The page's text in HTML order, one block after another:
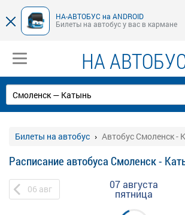
НА-АВТОБУС на ANDROID
Билеты на автобус у вас в кармане
НА
Билеты на автобус Автобус Смоленск -
Расписание автобуса Смоленск -
06 авг 07 августа
пятница